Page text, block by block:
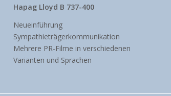
Hapag Lloyd B 737-400
Neueinführung
Sympathieträgerkommunikation
Mehrere PR-Filme in verschiedenen
Varianten und Sprachen